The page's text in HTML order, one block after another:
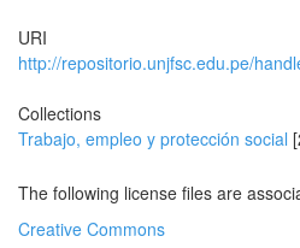
URI
http://repositorio.unjfsc.edu.pe/
Collections
Trabajo, empleo y protección social
The following license files are
Creative Commons